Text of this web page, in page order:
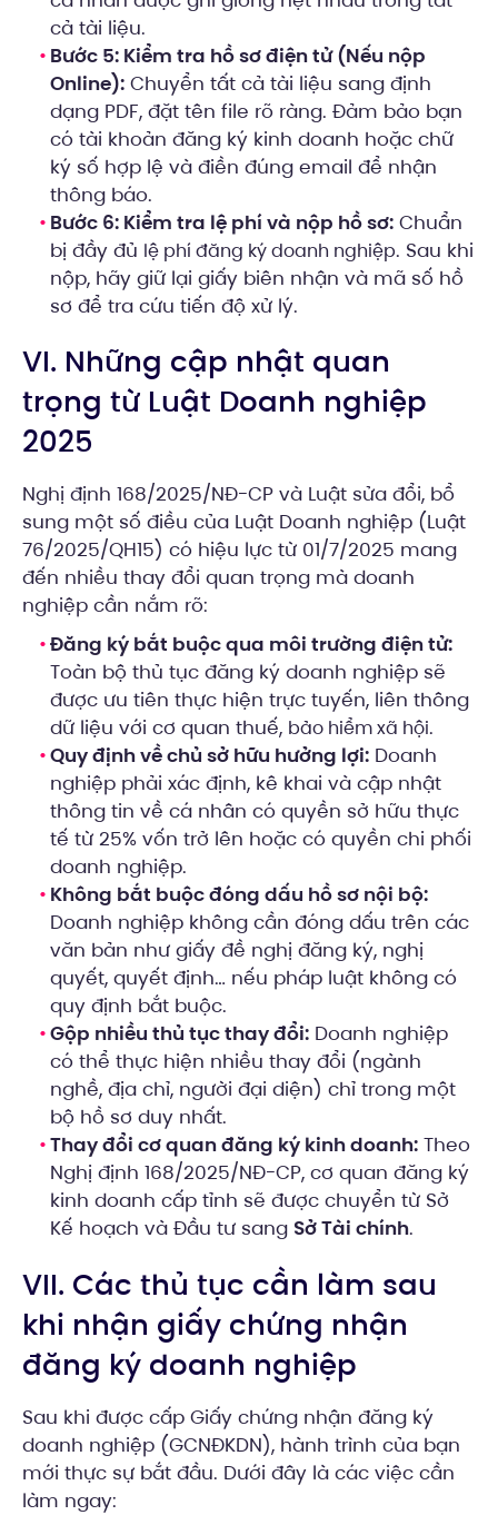
cả tài liệu.
Bước 5: Kiểm tra hồ sơ điện tử (Nếu nộp
Online): Chuyển tất cả tài liệu sang định
dạng PDF, đặt tên file rõ ràng. Đảm bảo bạn
có tài khoản đăng ký kinh doanh hoặc chữ
ký số hợp lệ và điền đúng email để nhận
thông báo.
Bước 6: Kiểm tra lệ phí và nộp hồ sơ: Chuẩn
bị đầy đủ lệ phí đăng ký doanh nghiệp. Sau khi
nộp, hãy giữ lại giấy biên nhận và mã số hồ
sơ để tra cứu tiến độ xử lý.
VI. Những cập nhật quan
trọng từ Luật Doanh nghiệp
2025
Nghị định 168/2025/NĐ-CP và Luật sửa đổi, bổ
sung một số điều của Luật Doanh nghiệp (Luật
76/2025/QH15) có hiệu lực từ 01/7/2025 mang
đến nhiều thay đổi quan trọng mà doanh
nghiệp cần nắm rõ:
Đăng ký bắt buộc qua môi trường điện tử:
Toàn bộ thủ tục đăng ký doanh nghiệp sẽ
được ưu tiên thực hiện trực tuyến, liên thông
dữ liệu với cơ quan thuế, bảo hiểm xã hội.
Quy định về chủ sở hữu hưởng lợi: Doanh
nghiệp phải xác định, kê khai và cập nhật
thông tin về cá nhân có quyền sở hữu thực
tế từ 25% vốn trở lên hoặc có quyền chi phối
doanh nghiệp.
Không bắt buộc đóng dấu hồ sơ nội bộ:
Doanh nghiệp không cần đóng dấu trên các
văn bản như giấy đề nghị đăng ký, nghị
quyết, quyết định… nếu pháp luật không có
quy định bắt buộc.
Gộp nhiều thủ tục thay đổi: Doanh nghiệp
có thể thực hiện nhiều thay đổi (ngành
nghề, địa chỉ, người đại diện) chỉ trong một
bộ hồ sơ duy nhất.
Thay đổi cơ quan đăng ký kinh doanh: Theo
Nghị định 168/2025/NĐ-CP, cơ quan đăng ký
kinh doanh cấp tỉnh sẽ được chuyển từ Sở
Kế hoạch và Đầu tư sang Sở Tài chính.
VII. Các thủ tục cần làm sau
khi nhận giấy chứng nhận
đăng ký doanh nghiệp
Sau khi được cấp Giấy chứng nhận đăng ký
doanh nghiệp (GCNĐKDN), hành trình của bạn
mới thực sự bắt đầu. Dưới đây là các việc cần
làm ngay: